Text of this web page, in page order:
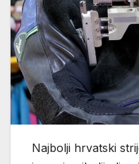
Najbolji hrvatski